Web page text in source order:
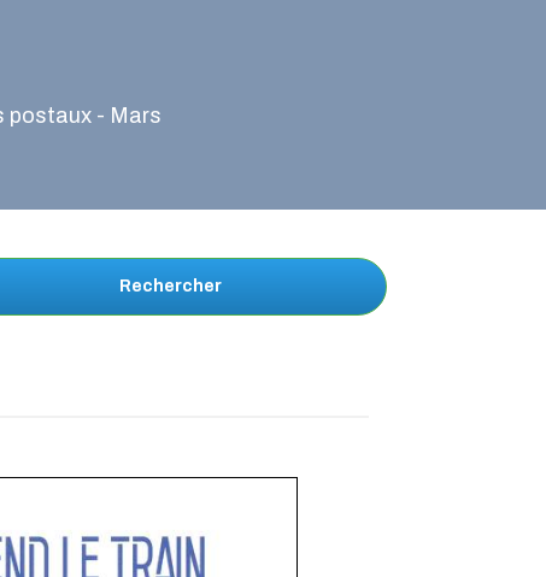
postaux - Mars
Rechercher